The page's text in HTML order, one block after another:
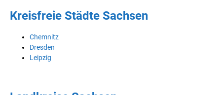
Kreisfreie Städte Sachsen
Chemnitz
Dresden
Leipzig